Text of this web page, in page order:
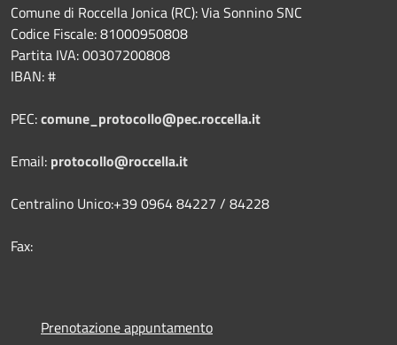
Comune di Roccella Jonica (RC): Via Sonnino SNC
Codice Fiscale: 81000950808
Partita IVA: 00307200808
IBAN: #
PEC:comune_protocollo@pec.roccella.it
Email: protocollo@roccella.it
Centralino Unico:+39 0964 84227 / 84228
Fax:
Prenotazione appuntamento